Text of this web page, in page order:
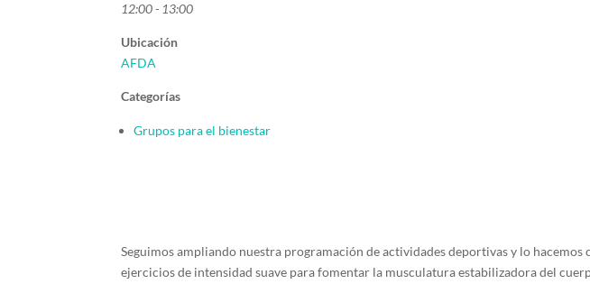
12:00 - 13:00
Ubicación
AFDA
Categorías
Grupos para el bienestar
Seguimos ampliando nuestra programación de actividades deportivas y lo hacemos
ejercicios de intensidad suave para fomentar la musculatura estabilizadora del